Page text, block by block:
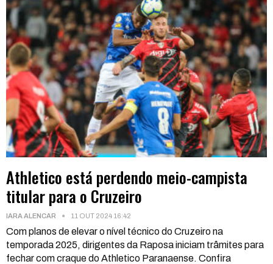
Athletico está perdendo meio-campista
titular para o Cruzeiro
IARA ALENCAR 11 OUT 2024 16:42
Com planos de elevar o nível técnico do Cruzeiro na
temporada 2025, dirigentes da Raposa iniciam trâmites para
fechar com craque do Athletico Paranaense. Confira